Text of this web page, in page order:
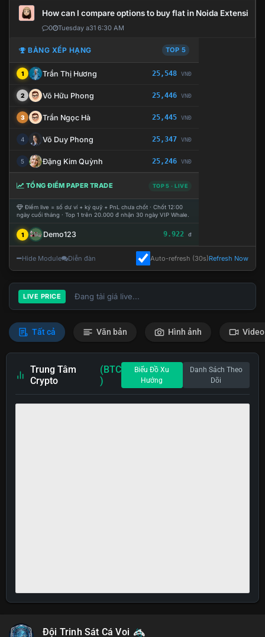
How can I compare options to buy flat in Noida Extension?
0 Tuesday a31 6:30 AM
BẢNG XẾP HẠNG TOP 5
1 Trần Thị Hương 25,548 VNĐ
2 Võ Hữu Phong 25,446 VNĐ
3 Trần Ngọc Hà 25,445 VNĐ
4 Võ Duy Phong 25,347 VNĐ
5 Đặng Kim Quỳnh 25,246 VNĐ
TỔNG ĐIỂM PAPER TRADE TOP 5 · LIVE
Điểm live = số dư ví + ký quỹ + PnL chưa chốt · Chốt 12:00
ngày cuối tháng · Top 1 trên 20.000 đ nhận 30 ngày VIP Whale.
1 Demo123 9.922 đ
Hide Module Diễn đàn Auto-refresh (30s)Refresh Now
LIVE PRICE Đang tải giá live...
Tất cả Văn bản Hình ảnh Video
Trung Tâm
Crypto
(BTC
)
Biểu Đồ Xu
Hướng
Danh Sách Theo
Dõi
Đội Trinh Sát Cá Voi